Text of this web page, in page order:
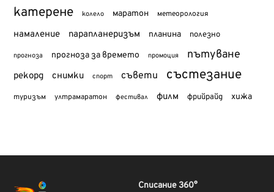
катерене колело маратон метеорология
намаление парапланеризъм планина полезно
прогноза прогноза за времето промоция пътуване
рекорд снимки спорт съвети състезание
туризъм ултрамаратон фестивал филм фрийрайд хижа
Списание 360°